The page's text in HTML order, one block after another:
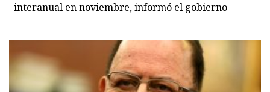
interanual en noviembre, informó el gobierno